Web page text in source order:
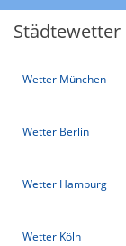
Städtewetter
Wetter München
Wetter Berlin
Wetter Hamburg
Wetter Köln